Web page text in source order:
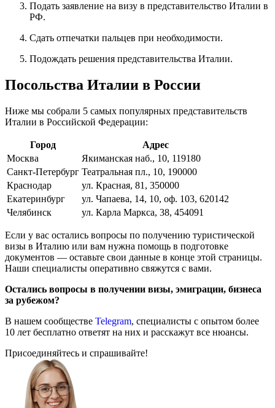
Подать заявление на визу в представительство Италии в
РФ.
Сдать отпечатки пальцев при необходимости.
Подождать решения представительства Италии.
Посольства Италии в России
Ниже мы собрали 5 самых популярных представительств
Италии в Российской Федерации:
Город
Адрес
Москва
Якиманская наб., 10, 119180
Санкт-Петербург Театральная пл., 10, 190000
Краснодар
ул. Красная, 81, 350000
Екатеринбург
ул. Чапаева, 14, 10, оф. 103, 620142
Челябинск
ул. Карла Маркса, 38, 454091
Если у вас остались вопросы по получению туристической
визы в Италию или вам нужна помощь в подготовке
документов — оставьте свои данные в конце этой страницы.
Наши специалисты оперативно свяжутся с вами.
Остались вопросы в получении визы, эмиграции, бизнеса
за рубежом?
В нашем сообществе Telegram, специалисты с опытом более
10 лет бесплатно ответят на них и расскажут все нюансы.
Присоединяйтесь и спрашивайте!